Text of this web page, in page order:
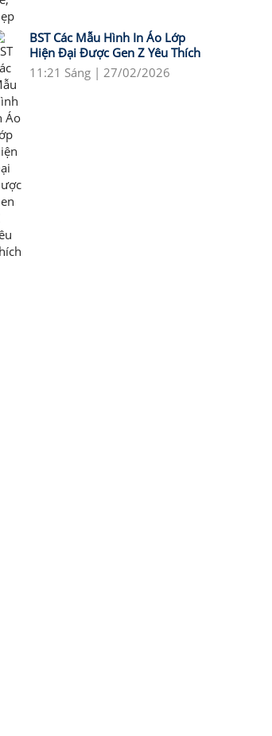
BST Các Mẫu Hình In Áo Lớp
Hiện Đại Được Gen Z Yêu Thích
11:21 Sáng | 27/02/2026